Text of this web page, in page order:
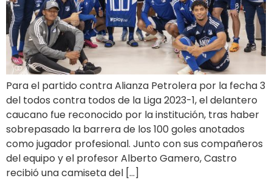
Para el partido contra Alianza Petrolera por la fecha 3
del todos contra todos de la Liga 2023-1, el delantero
caucano fue reconocido por la institución, tras haber
sobrepasado la barrera de los 100 goles anotados
como jugador profesional. Junto con sus compañeros
del equipo y el profesor Alberto Gamero, Castro
recibió una camiseta del […]